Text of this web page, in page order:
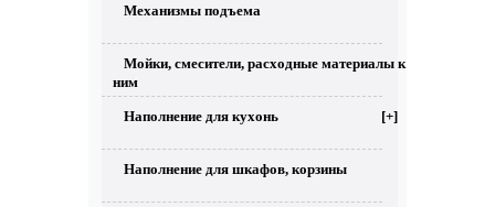
Механизмы подъема
Мойки, смесители, расходные материалы к
ним
Наполнение для кухонь [+]
Наполнение для шкафов, корзины